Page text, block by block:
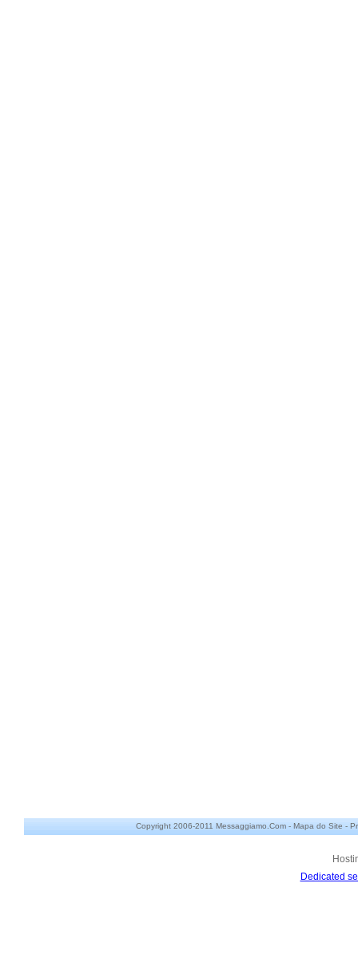
Copyright 2006-2011 Messaggiamo.Com - Mapa do Site -
Dedicated